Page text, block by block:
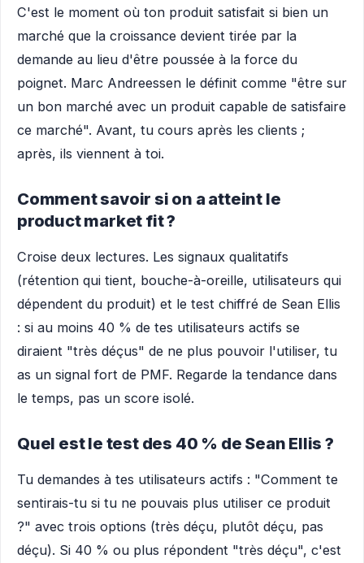
C'est le moment où ton produit satisfait si bien un
marché que la croissance devient tirée par la
demande au lieu d'être poussée à la force du
poignet. Marc Andreessen le définit comme "être sur
un bon marché avec un produit capable de satisfaire
ce marché". Avant, tu cours après les clients ;
après, ils viennent à toi.
Comment savoir si on a atteint le
product market fit ?
Croise deux lectures. Les signaux qualitatifs
(rétention qui tient, bouche-à-oreille, utilisateurs qui
dépendent du produit) et le test chiffré de Sean Ellis
: si au moins 40 % de tes utilisateurs actifs se
diraient "très déçus" de ne plus pouvoir l'utiliser, tu
as un signal fort de PMF. Regarde la tendance dans
le temps, pas un score isolé.
Quel est le test des 40 % de Sean Ellis ?
Tu demandes à tes utilisateurs actifs : "Comment te
sentirais-tu si tu ne pouvais plus utiliser ce produit
?" avec trois options (très déçu, plutôt déçu, pas
déçu). Si 40 % ou plus répondent "très déçu", c'est